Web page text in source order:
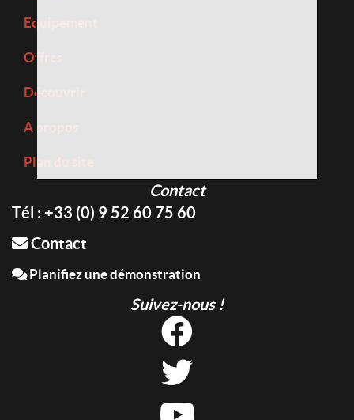
Equipement
Offres
Découvrir
A propos
Plan du site
Contact
Tél : +33 (0) 9 52 60 75 60
Contact
Planifiez une démonstration
Suivez-nous !